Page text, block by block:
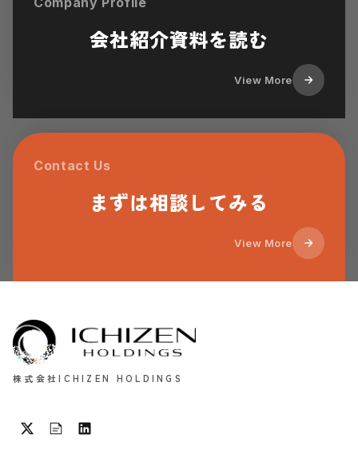
会社紹介資料を読む
View More
Contact Us
まずは相談してみる
View More
株式会社ICHIZEN HOLDINGS